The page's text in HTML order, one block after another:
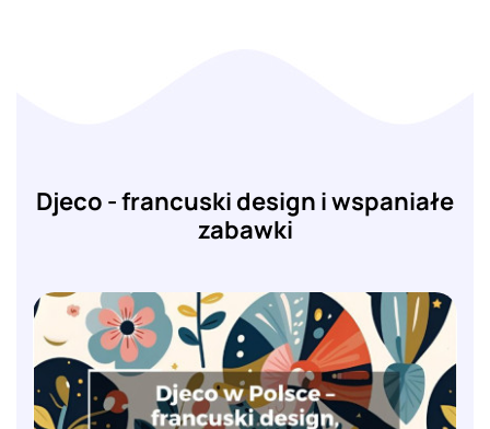
Djeco - francuski design i wspaniałe
zabawki